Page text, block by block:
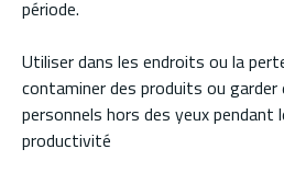
période.
Utiliser dans les endroits ou la
contaminer des produits ou garder
personnels hors des yeux
productivité